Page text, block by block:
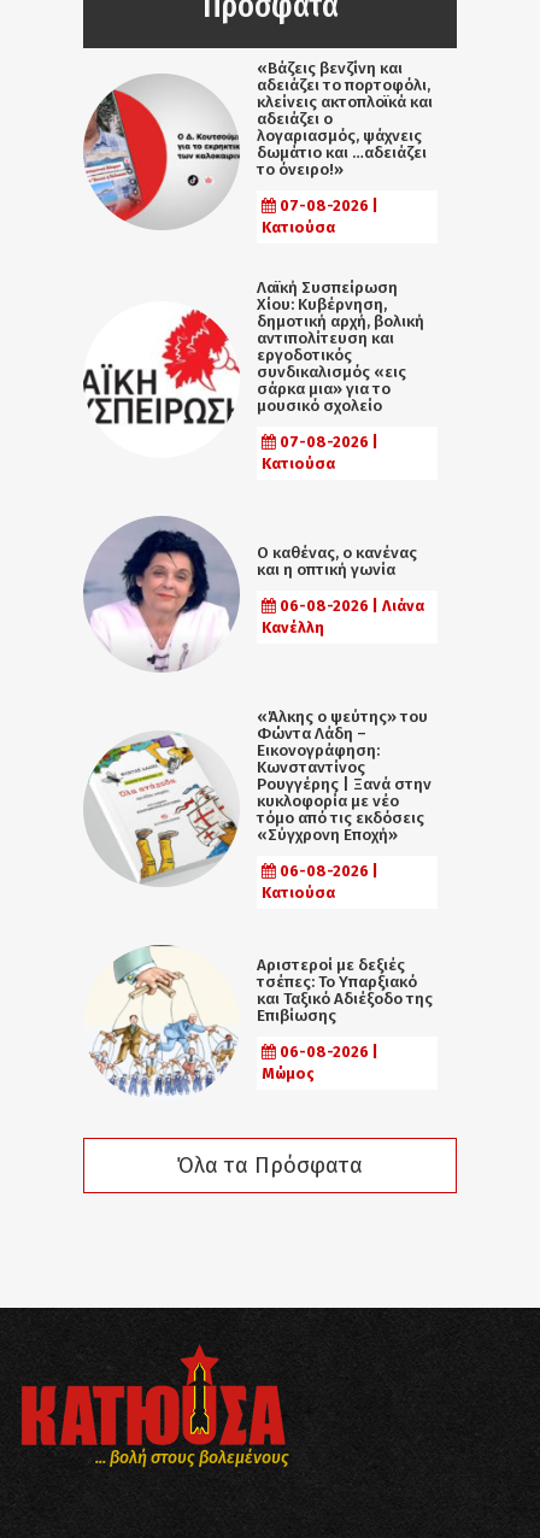
«Βάζεις βενζίνη και
αδειάζει το πορτοφόλι,
κλείνεις ακτοπλοϊκά και
αδειάζει ο
λογαριασμός, ψάχνεις
δωμάτιο και …αδειάζει
το όνειρο!»
07-08-2026 |
Κατιούσα
Λαϊκή Συσπείρωση
Χίου: Κυβέρνηση,
δημοτική αρχή, βολική
αντιπολίτευση και
εργοδοτικός
συνδικαλισμός «εις
σάρκα μια» για το
μουσικό σχολείο
07-08-2026 |
Κατιούσα
Ο καθένας, ο κανένας
και η οπτική γωνία
06-08-2026 | Λιάνα
Κανέλλη
«Άλκης ο ψεύτης» του
Φώντα Λάδη –
Εικονογράφηση:
Κωνσταντίνος
Ρουγγέρης | Ξανά στην
κυκλοφορία με νέο
τόμο από τις εκδόσεις
«Σύγχρονη Εποχή»
06-08-2026 |
Κατιούσα
Αριστεροί με δεξιές
τσέπες: Το Υπαρξιακό
και Ταξικό Αδιέξοδο της
Επιβίωσης
06-08-2026 |
Μώμος
Όλα τα Πρόσφατα
... βολή στους βολεμένους